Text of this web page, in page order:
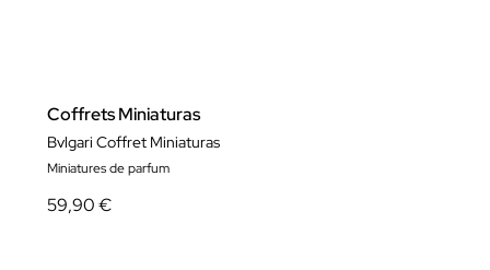
Coffrets Miniaturas
Bvlgari Coffret Miniaturas
Miniatures de parfum
59,90 €